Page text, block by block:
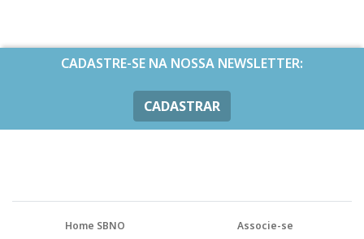
CADASTRE-SE NA NOSSA NEWSLETTER:
CADASTRAR
Home SBNO
Associe-se